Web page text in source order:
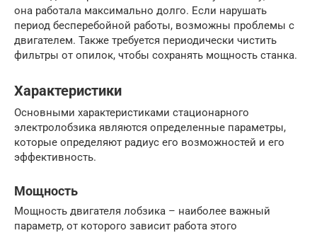
она работала максимально долго. Если нарушать
период бесперебойной работы, возможны проблемы с
двигателем. Также требуется периодически чистить
фильтры от опилок, чтобы сохранять мощность станка.
Характеристики
Основными характеристиками стационарного
электролобзика являются определенные параметры,
которые определяют радиус его возможностей и его
эффективность.
Мощность
Мощность двигателя лобзика – наиболее важный
параметр, от которого зависит работа этого